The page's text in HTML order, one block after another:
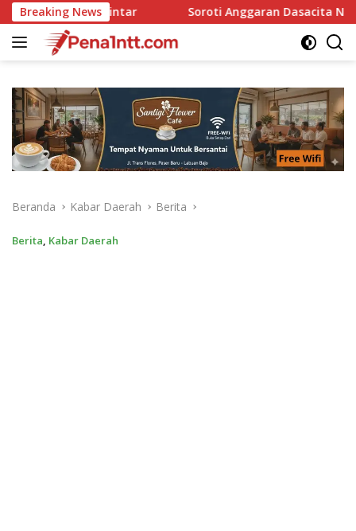
Langsung
ke
konten
Breaking News
Soroti Anggaran Dasacita NTT, Junaidin Mahasan Minta
Beranda Kabar Daerah Berita
Berita Kabar Daerah